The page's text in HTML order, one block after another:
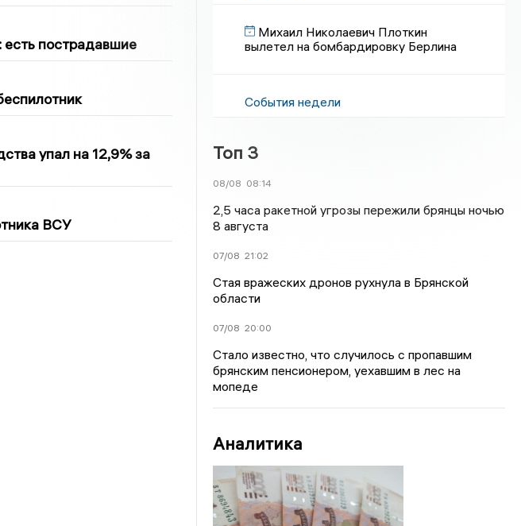
есть пострадавшие
упал на 12,9% за
ВСУ
Михаил Николаевич Плоткин
вылетел на бомбардировку Берлина
События недели
Топ 3
08/08 08:14
2,5 часа ракетной угрозы пережили брянцы ночью
8 августа
07/08 21:02
Стая вражеских дронов рухнула в Брянской
области
07/08 20:00
Стало известно, что случилось с пропавшим
брянским пенсионером, уехавшим в лес на
мопеде
Аналитика